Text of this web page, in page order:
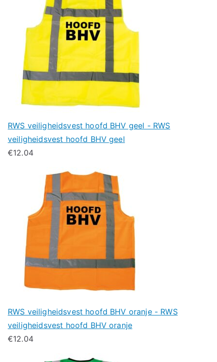
RWS veiligheidsvest hoofd BHV geel - RWS
veiligheidsvest hoofd BHV geel
€12.04
RWS veiligheidsvest hoofd BHV oranje - RWS
veiligheidsvest hoofd BHV oranje
€12.04